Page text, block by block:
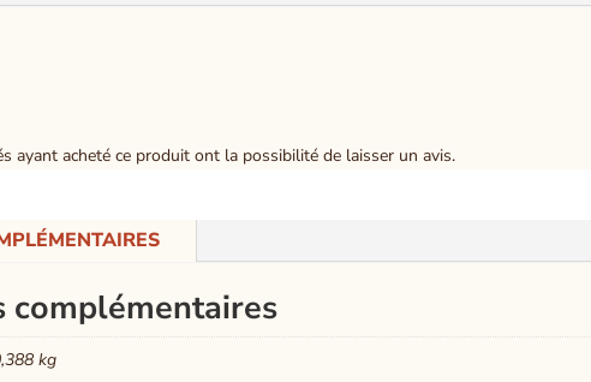
ayant acheté ce produit ont la possibilité de laisser un avis.
complémentaires
kg